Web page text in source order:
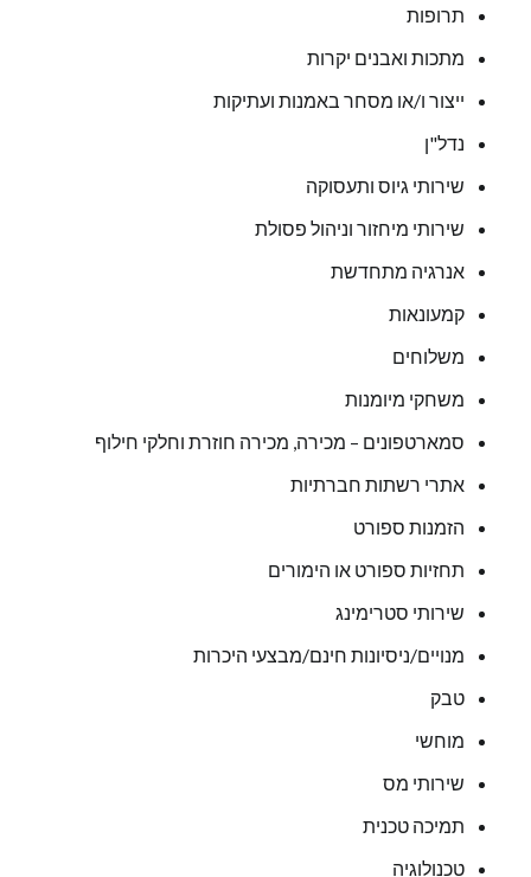
תרופות
מתכות ואבנים יקרות
ייצור ו/או מסחר באמנות ועתיקות
נדל"ן
שירותי גיוס ותעסוקה
שירותי מיחזור וניהול פסולת
אנרגיה מתחדשת
קמעונאות
משלוחים
משחקי מיומנות
סמארטפונים – מכירה, מכירה חוזרת וחלקי חילוף
אתרי רשתות חברתיות
הזמנות ספורט
תחזיות ספורט או הימורים
שירותי סטרימינג
מנויים/ניסיונות חינם/מבצעי היכרות
טבק
מוחשי
שירותי מס
תמיכה טכנית
טכנולוגיה